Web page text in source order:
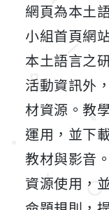
網頁為本土
小組首頁網
本土語言之
活動資訊外
材資源。教
運用，並下
教材與影音
資源使用，